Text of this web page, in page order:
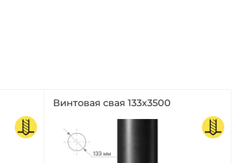
Винтовая свая 133х3500